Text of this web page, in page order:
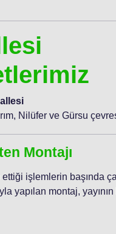
Nilüfer ve Gürsu
Montajı
ettiği işlemlerin başında
yapılan montaj,